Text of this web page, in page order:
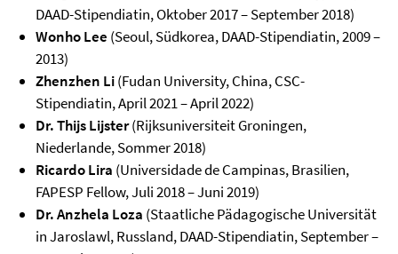
DAAD-Stipendiatin, Oktober 2017 – September 2018)
Wonho Lee (Seoul, Südkorea, DAAD-Stipendiatin, 2009 –
2013)
Zhenzhen Li(Fudan University, China, CSC-
Stipendiatin, April 2021 – April 2022)
Dr. Thijs Lijster(Rijksuniversiteit Groningen,
Niederlande, Sommer 2018)
Ricardo Lira (Universidade de Campinas, Brasilien,
FAPESP Fellow, Juli 2018 – Juni 2019)
Dr. Anzhela Loza (Staatliche Pädagogische Universität
in Jaroslawl, Russland, DAAD-Stipendiatin, September –